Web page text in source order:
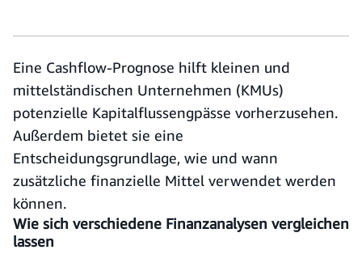
Eine Cashflow-Prognose hilft kleinen und
mittelständischen Unternehmen (KMUs)
potenzielle Kapitalflussengpässe vorherzusehen.
Außerdem bietet sie eine
Entscheidungsgrundlage, wie und wann
zusätzliche finanzielle Mittel verwendet werden
können.
Wie sich verschiedene Finanzanalysen vergleichen
lassen